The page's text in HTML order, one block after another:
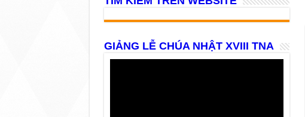
GIẢNG LỄ CHÚA NHẬT XVIII TNA